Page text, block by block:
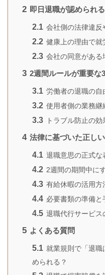
2 即日退職が認められ
2.1 会社側の法律違反
2.2 健康上の理由で就
2.3 会社の同意がある
3 2週間ルールが重要な
3.1 労働者の退職の自
3.2 使用者側の業務継
3.3 トラブル防止の効
4 法律に基づいた正し
4.1 退職意思の正式な
4.2 2週間の期間中に
4.3 有給休暇の活用方
4.4 必要書類の準備と
4.5 退職代行サービス
5 よくある質問
5.1 就業規則で「退
められる？